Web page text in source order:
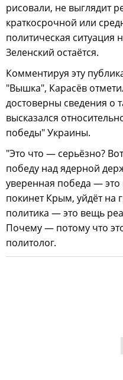
рисовали, не выглядит
краткосрочной или
политическая ситуация
Зеленский остаётся.
Комментируя эту
"Вышка", Карасёв
достоверны сведения о
высказался
победы" Украины.
"Это что — серьёзно?
победу над ядерной
уверенная победа — это
покинет Крым, уйдёт на
политика — это вещь
Почему — потому что
политолог.